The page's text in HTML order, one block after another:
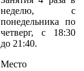
неделю, с
понедельника по
четверг, с 18:30
до 21:40.
Место